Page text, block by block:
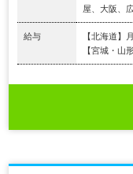
屋、大阪、
給与
【北海道】
【宮城・山